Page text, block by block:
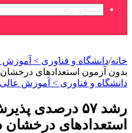
خانه/دانشگاه و فناوری > آموزش
بدون آزمون استعدادهای
دانشگاه و فناوری > آموزش عالی
رشد ۵۷ درصدی
استعدادهای